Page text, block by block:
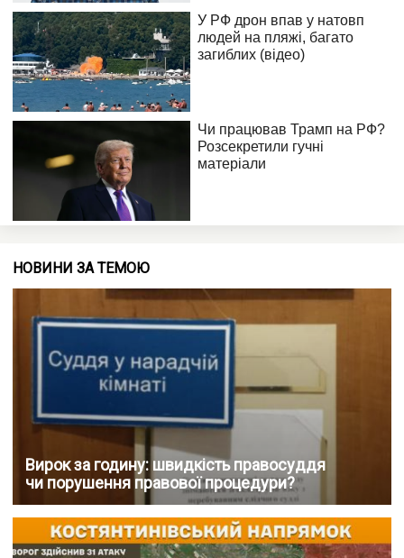
НОВИНИ ЗА ТЕМОЮ
Вирок за годину: швидкість правосуддя
чи порушення правової процедури?